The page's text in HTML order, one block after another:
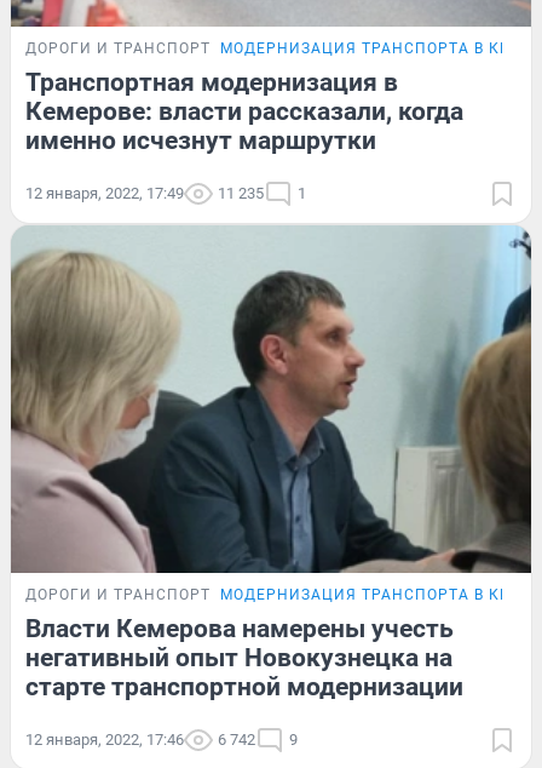
ДОРОГИ И ТРАНСПОРТ МОДЕРНИЗАЦИЯ ТРАНСПОРТА В
Транспортная модернизация в
Кемерове: власти рассказали, когда
именно исчезнут маршрутки
12 января, 2022, 17:49 11 235 1
ДОРОГИ И ТРАНСПОРТ МОДЕРНИЗАЦИЯ ТРАНСПОРТА В
Власти Кемерова намерены учесть
негативный опыт Новокузнецка на
старте транспортной модернизации
12 января, 2022, 17:46 6 742 9